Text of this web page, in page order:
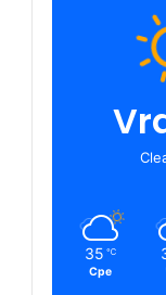
35 ℃
Сре